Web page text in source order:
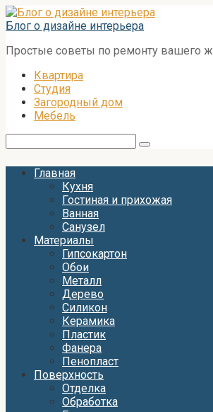
Перейти
к
Блог о дизайне интерьера
Простые советы по ремонту вашего
Квартира
Студия
Загородный дом
Мебель
Главная
Кухня
Гостиная и прихожая
Ванная
Санузел
Материалы
Гипсокартон
Обои
Металл
Дерево
Силикон
Керамика
Пластик
Фанера
Пенопласт
Поверхность
Отделка
Обработка